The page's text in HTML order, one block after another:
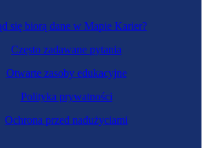
się biorą dane w Mapie Karier?
Często zadawane pytania
Otwarte zasoby edukacyjne
Polityka prywatności
Ochrona przed nadużyciami